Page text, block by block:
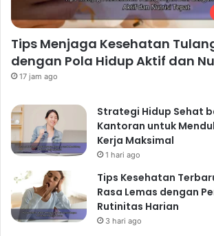
Tips Menjaga Kesehatan
dengan Pola Hidup Aktif dan
17 jam ago
Strategi Hidup Sehat
Kantoran untuk
Kerja Maksimal
1 hari ago
Tips Kesehatan
Rasa Lemas dengan
Rutinitas Harian
3 hari ago